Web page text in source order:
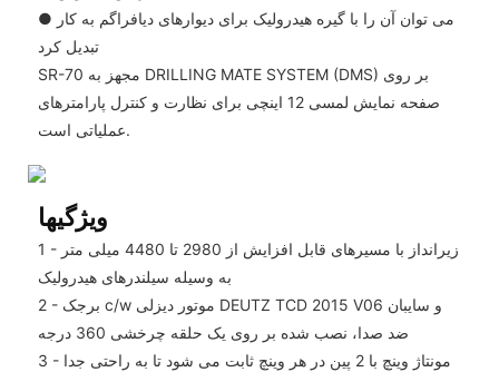
● می توان آن را با گیره هیدرولیک برای دیوارهای دیافراگم به کار
تبدیل کرد
SR-70 مجهز به DRILLING MATE SYSTEM (DMS) بر روی
صفحه نمایش لمسی 12 اینچی برای نظارت و کنترل پارامترهای
عملیاتی است.
ویژگیها
1 - زیرانداز با مسیرهای قابل افزایش از 2980 تا 4480 میلی متر
به وسیله سیلندرهای هیدرولیک
2 - برجک c/w موتور دیزلی DEUTZ TCD 2015 V06 و سایبان
ضد صدا، نصب شده بر روی یک حلقه چرخشی 360 درجه
3 - مونتاژ وینچ با 2 پین در هر وینچ ثابت می شود تا به راحتی جدا